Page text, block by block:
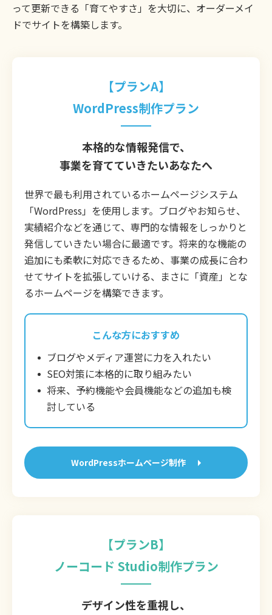
って更新できる「育てやすさ」を大切に、オーダーメイ
ドでサイトを構築します。
【プランA】
WordPress制作プラン
本格的な情報発信で、
事業を育てていきたいあなたへ
世界で最も利用されているホームページシステム
「WordPress」を使用します。ブログやお知らせ、
実績紹介などを通じて、専門的な情報をしっかりと
発信していきたい場合に最適です。将来的な機能の
追加にも柔軟に対応できるため、事業の成長に合わ
せてサイトを拡張していける、まさに「資産」とな
るホームページを構築できます。
こんな方におすすめ
ブログやメディア運営に力を入れたい
SEO対策に本格的に取り組みたい
将来、予約機能や会員機能などの追加も検
討している
WordPressホームページ制作
【プランB】
ノーコード Studio制作プラン
デザイン性を重視し、